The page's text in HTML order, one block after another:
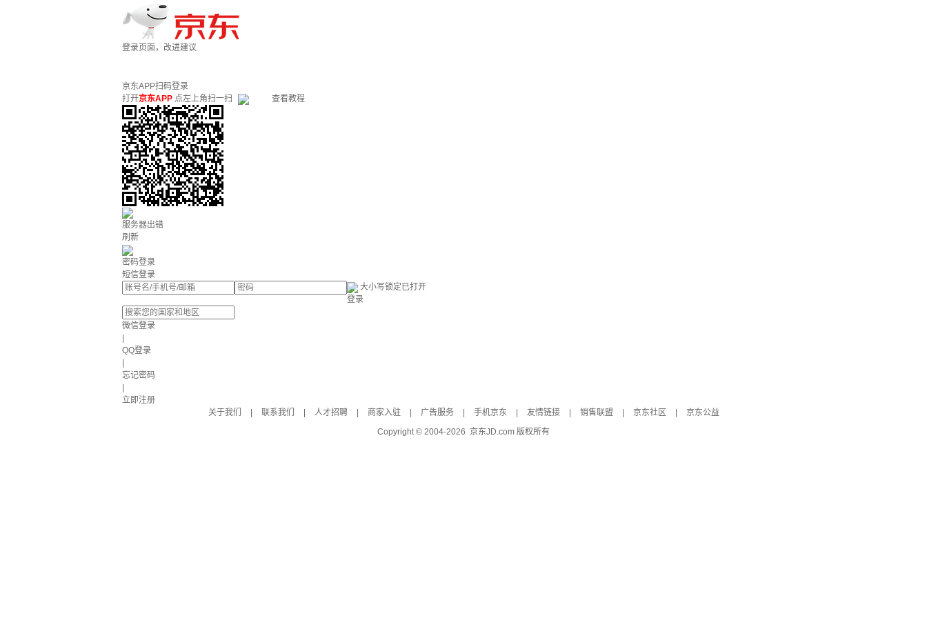
登录页面，改进建议
京东APP扫码登录
打开京东APP 点左上角扫一扫 查看教程
服务器出错
刷新
密码登录
短信登录
大小写锁定已打开
登录
微信登录
QQ登录
忘记密码
立即注册
关于我们
联系我们 人才招聘 商家入驻 广告服务 手机京东 友情链接 销售联盟 京东社区
京东公益
Copyright © 2004-2026 京东JD.com 版权所有